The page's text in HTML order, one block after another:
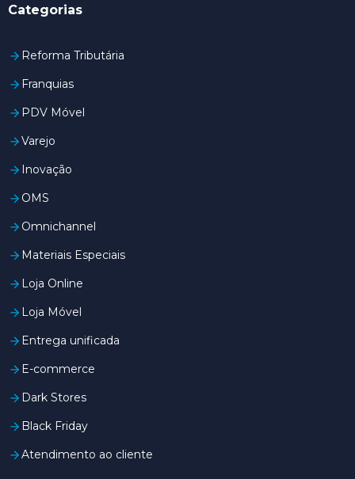
Categorias
Reforma Tributária
Franquias
PDV Móvel
Varejo
Inovação
OMS
Omnichannel
Materiais Especiais
Loja Online
Loja Móvel
Entrega unificada
E-commerce
Dark Stores
Black Friday
Atendimento ao cliente